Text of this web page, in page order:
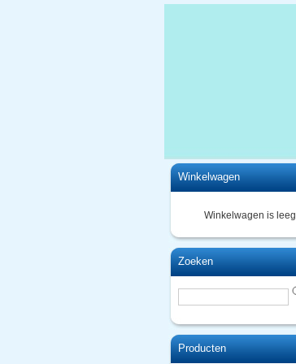
Winkelwagen
Winkelwagen is leeg
Zoeken
Producten